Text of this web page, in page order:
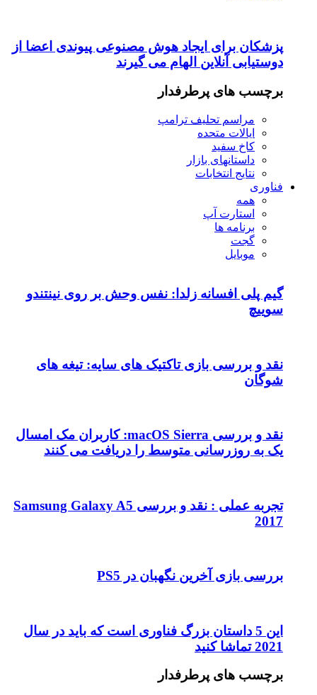
پزشکان برای ایجاد هوش مصنوعی پیوندی اعضا از
دوستیابی آنلاین الهام می گیرند
برچسب های پرطرفدار
مراسم تحلیف ترامپ
ایالات متحده
کاخ سفید
داستانهای بازار
نتایج انتخابات
فناوری
همه
استارت آپ
برنامه ها
گجت
موبایل
گیم پلی افسانه زلدا: نفس وحش بر روی نینتندو
سوییچ
نقد و بررسی بازی تاکتیک های سایه: تیغه های
شوگان
نقد و بررسی macOS Sierra: کاربران مک امسال
یک به روزرسانی متوسط را دریافت می کنند
تجربه عملی : نقد و بررسی Samsung Galaxy A5
2017
بررسی بازی آخرین نگهبان در PS5
این 5 داستان بزرگ فناوری است که باید در سال
2021 تماشا کنید
برچسب های پرطرفدار